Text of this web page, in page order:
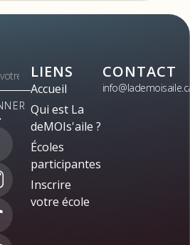
LIENS
Accueil
Qui est La
deMOIs'aile ?
Écoles
participantes
Inscrire
votre école
CONTACT